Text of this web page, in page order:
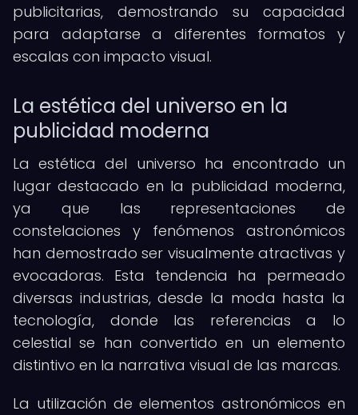
publicitarias, demostrando su capacidad
para adaptarse a diferentes formatos y
escalas con impacto visual.
La estética del universo en la
publicidad moderna
La estética del universo ha encontrado un
lugar destacado en la publicidad moderna,
ya que las representaciones de
constelaciones y fenómenos astronómicos
han demostrado ser visualmente atractivas y
evocadoras. Esta tendencia ha permeado
diversas industrias, desde la moda hasta la
tecnología, donde las referencias a lo
celestial se han convertido en un elemento
distintivo en la narrativa visual de las marcas.
La utilización de elementos astronómicos en